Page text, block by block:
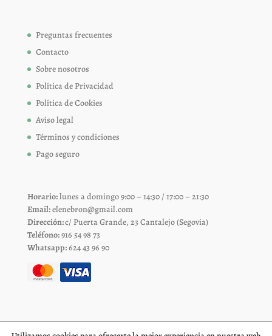
Preguntas frecuentes
Contacto
Sobre nosotros
Política de Privacidad
Política de Cookies
Aviso legal
Términos y condiciones
Pago seguro
Horario:lunes a domingo 9:00 – 14:30 / 17:00 – 21:30
Email:elenebron@gmail.com
Dirección:c/ Puerta Grande, 23 Cantalejo (Segovia)
Teléfono:916 54 98 73
Whatsapp:624 43 96 90